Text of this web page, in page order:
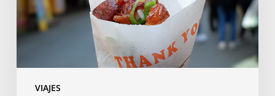
VIAJES
probar
en
Taipéi